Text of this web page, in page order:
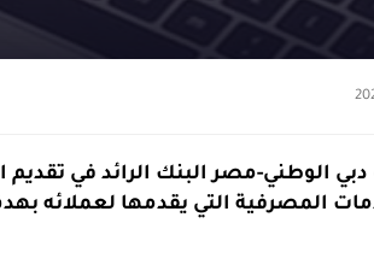
دبي الوطني-مصر البنك الرائد في
المصرفية التي يقدمها لعملائه